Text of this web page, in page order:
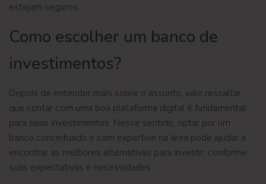
estejam seguros.
Como escolher um banco de
investimentos?
Depois de entender mais sobre o assunto, vale ressaltar
que contar com uma boa plataforma digital é fundamental
para seus investimentos. Nesse sentido, optar por um
banco conceituado e com expertise na área pode ajudar a
encontrar as melhores alternativas para investir, conforme
suas expectativas e necessidades.